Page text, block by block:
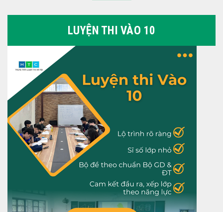
LUYỆN THI VÀO 10